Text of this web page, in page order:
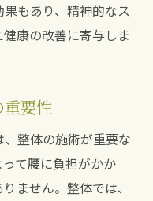
もあり、精神的なス
康の改善に寄与しま
要性
整体の施術が重要な
て腰に負担がかか
ません。整体では、